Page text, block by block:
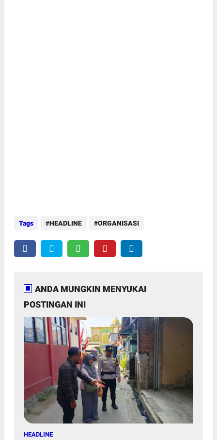
Tags HEADLINE ORGANISASI
ANDA MUNGKIN MENYUKAI
POSTINGAN INI
HEADLINE